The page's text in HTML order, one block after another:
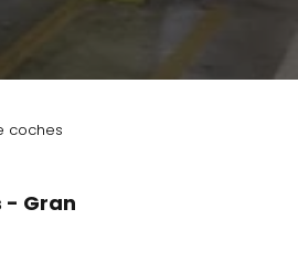
coches
- Gran